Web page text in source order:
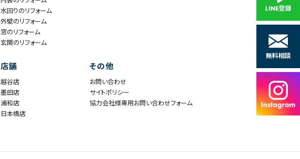
LINE登録
無料相談
水回りのリフォーム
外壁のリフォーム
窓のリフォーム
玄関のリフォーム
店舗
越谷店
墨田店
浦和店
日本橋店
その他
お問い合わせ
サイトポリシー
協力会社様専用お問い合わせフォーム